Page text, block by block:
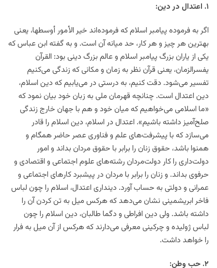
۱. اعتدال در دین:
اگر به فرموده پیامبر اسلام که فرموده‌اند خیر الأمور أوسطها، یعنی
بهترین هر چیز و هر کار، حد میانه آن است. و به گفته ابن عباس که
یکی از یاران بزرگ پیامبر اسلام و عالم بزرگ دینی بود: القرآن
یفسرالزمان، یعنی قرآن نظر به زمان و مکانی که زندگی می‌کنیم
تفسیر می‌شود. دقت کنیم، به درستی در می‌یابیم که دین اسلام،
دین اعتدال است. چنانچه قهرمان ملی به زبان خود بیان نمود که
«ما اسلامی می‌خواهیم که میان خود و هم با جهان خارج زندگی
صلح‌آمیز داشته باشیم». اعتدال در اسلام، دین اسلام را قادر
می‌سازد که با پیشرفت‌های علم و فناوری عصر حاضر همگام و
همنوا باشد، حقوق زنان را برابر با حقوق مردان بداند و امور
دولت‌داری را کار دولت‌مردان رشته‌های علوم اجتماعی و اقتصادی و
حرفوی بداند. و زنان را برابر با مردان در پیشبرد کارهای اجتماعی و
عمرانی و دولتی به حساب آورد. دینداری اعتدال، اسلام را چون لباس
فاخر ابریشمینی نشان می‌دهد که هرکس میل به تن کردن آن را
داشته باشد. ولی دین افراطی و دگما طالبان، دین اسلام را چون
لباس ژولیده و چرکینی معرفی می‌دارند که هرکس از آن میل به فرار
را خواهد داشت.
۲. حب وطن: